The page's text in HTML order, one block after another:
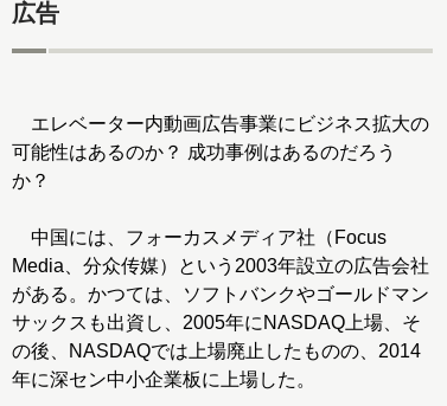
広告
エレベーター内動画広告事業にビジネス拡大の
可能性はあるのか？ 成功事例はあるのだろう
か？
中国には、フォーカスメディア社（Focus
Media、分众传媒）という2003年設立の広告会社
がある。かつては、ソフトバンクやゴールドマン
サックスも出資し、2005年にNASDAQ上場、そ
の後、NASDAQでは上場廃止したものの、2014
年に深セン中小企業板に上場した。